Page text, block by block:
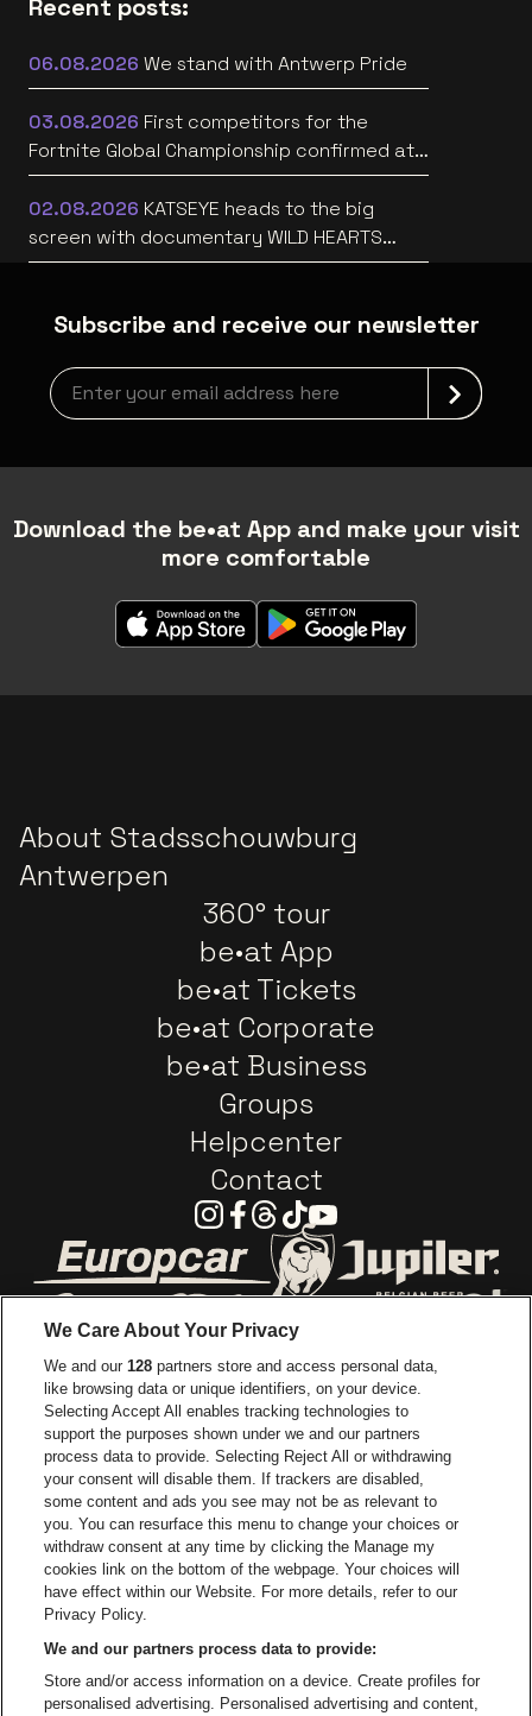
Recent posts:
06.08.2026 We stand with Antwerp Pride
03.08.2026 First competitors for the
Fortnite Global Championship confirmed at
Lotto Arena
02.08.2026 KATSEYE heads to the big
screen with documentary WILD HEARTS
[trailer]
Subscribe and receive our newsletter
Newsletter grabber
Download the be•at App and make your visit
more comfortable
About Stadsschouwburg
Antwerpen
360° tour
be•at App
be•at Tickets
be•at Corporate
be•at Business
Groups
Helpcenter
Contact
Instagram
Facebook
Threads
TiktokYoutube
Go to website of Europcar
Go to website of Coca-Cola
Go to website of Red Bull
Go to
Go to website of Champagne Pommery
Go to website of The
Go to website of The Lillet logo
Go to website
Go to website of Gazet van
Go to website
Stadsschouwburg Antwerpen is part ofbe•at
Stadsschouwburg Antwerpen
Be-At Venues
Schijnpoortweg 119, 2170 Antwerp
We Care About Your Privacy
We and our128 partners store and access personal data,
like browsing data or unique identifiers, on your device.
Selecting Accept All enables tracking technologies to
support the purposes shown under we and our partners
process data to provide. Selecting Reject All or withdrawing
your consent will disable them. If trackers are disabled,
some content and ads you see may not be as relevant to
you. You can resurface this menu to change your choices or
withdraw consent at any time by clicking the Manage my
cookies link on the bottom of the webpage. Your choices will
have effect within our Website. For more details, refer to our
Privacy Policy.
We and our partners process data to provide:
Store and/or access information on a device. Create profiles for
personalised advertising. Personalised advertising and content,